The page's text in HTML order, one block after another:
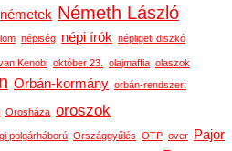
németek Németh László
népiség népi írók népligeti diszkó
Kenobi október 23. olajmaffia olaszok
Orbán-kormány orbán-rendszer:
Orosháza oroszok
polgárháború Országgyűlés OTP over
Pajor